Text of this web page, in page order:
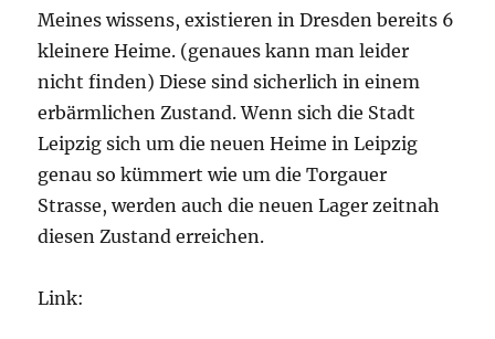
Meines wissens, existieren in Dresden bereits 6
kleinere Heime. (genaues kann man leider
nicht finden) Diese sind sicherlich in einem
erbärmlichen Zustand. Wenn sich die Stadt
Leipzig sich um die neuen Heime in Leipzig
genau so kümmert wie um die Torgauer
Strasse, werden auch die neuen Lager zeitnah
diesen Zustand erreichen.
Link: